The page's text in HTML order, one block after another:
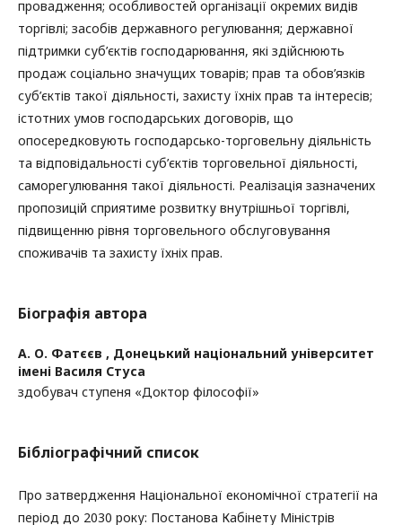
провадження; особливостей організації окремих видів
торгівлі; засобів державного регулювання; державної
підтримки суб’єктів господарювання, які здійснюють
продаж соціально значущих товарів; прав та обов’язків
суб’єктів такої діяльності, захисту їхніх прав та інтересів;
істотних умов господарських договорів, що
опосередковують господарсько-торговельну діяльність
та відповідальності суб’єктів торговельної діяльності,
саморегулювання такої діяльності. Реалізація зазначених
пропозицій сприятиме розвитку внутрішньої торгівлі,
підвищенню рівня торговельного обслуговування
споживачів та захисту їхніх прав.
Біографія автора
А. О. Фатєєв , Донецький національний університет
імені Василя Стуса
здобувач ступеня «Доктор філософії»
Бібліографічний список
Про затвердження Національної економічної стратегії на
період до 2030 року: Постанова Кабінету Міністрів